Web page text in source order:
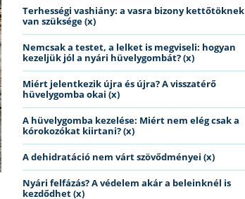
Terhességi vashiány: a vasra bizony kettőtöknek
van szüksége (x)
Nemcsak a testet, a lelket is megviseli: hogyan
kezeljük jól a nyári hüvelygombát? (x)
Miért jelentkezik újra és újra? A visszatérő
hüvelygomba okai (x)
A hüvelygomba kezelése: Miért nem elég csak a
kórokozókat kiirtani? (x)
A dehidratáció nem várt szövődményei (x)
Nyári felfázás? A védelem akár a beleinknél is
kezdődhet (x)